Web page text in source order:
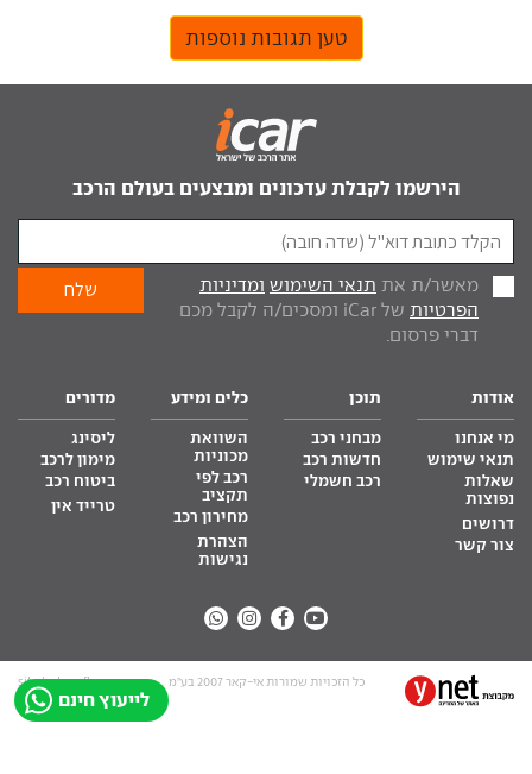
טען תגובות נוספות
לייעוץ חינם
הירשמו לקבלת עדכונים ומבצעים בעולם הרכב
מאשר/ת את תנאי השימוש ומדיניות
הפרטיות
של iCar ומסכים/ה לקבל מכם
דברי פרסום.
אודות
מי אנחנו
תנאי שימוש
שאלות
נפוצות
דרושים
צור קשר
תוכן
מבחני רכב
חדשות רכב
רכב חשמלי
כלים ומידע
השוואת
מכוניות
רכב לפי
תקציב
מחירון רכב
הצהרת
נגישות
מדורים
ליסינג
מימון לרכב
ביטוח רכב
טרייד אין
כל הזכויות שמורות אי-קאר 2007 בע”מ site by tq.soft